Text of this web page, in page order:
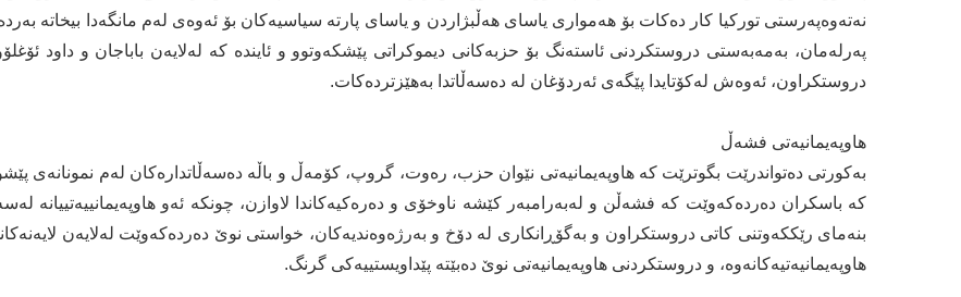
نەتەوەپەرستی توركیا كار دەكات بۆ هەمواری یاسای هەڵبژاردن و یاسای پارتە سیاسیەكان بۆ ئەوەی لەم مانگەدا بیخاتە
پەرلەمان، بەمەبەستی دروستكردنی ئاستەنگ بۆ حزبەكانی دیموكراتی پێشكەوتوو و ئایندە كە لەلایەن باباجان و داود
دروستكراون، ئەوەش لەكۆتایدا پێگەی ئەردۆغان لە دەسەڵاتدا بەهێزتردەكات.
هاوپەیمانیەتی فشەڵ
بەكورتی دەتواندرێت بگوترێت كە هاوپەیمانیەتی نێوان حزب، رەوت، گروپ، كۆمەڵ و باڵە دەسەڵاتدارەكان لەم نمونانەی
كە باسكران دەردەكەوێت كە فشەڵن و لەبەرامبەر كێشە ناوخۆی و دەرەكیەكاندا لاوازن، چونكە ئەو هاوپەیمانییەتییانە
بنەمای رێككەوتنی كاتی دروستكراون و بەگۆڕانكاری لە دۆخ و بەرژەوەندیەكان، خواستی نوێ دەردەكەوێت لەلایەن
هاوپەیمانیەتیەكانەوە، و دروستكردنی هاوپەیمانیەتی نوێ دەبێتە پێداویستییەكی گرنگ.